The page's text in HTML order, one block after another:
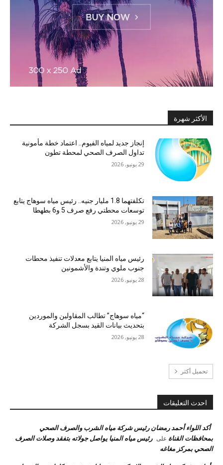
الأكثر شهرة
إنجاز جديد لمياه الفيوم.. اعتماد خطة مأمونية
تداول الصرف الصحي لمحطة تطون
29 يونيو, 2026
تكلفتهما 1.8 مليار جنيه.. رئيس مياه سوهاج يتابع
توسعات محطتي رفع صرف 5 و6 بطهطا
29 يونيو, 2026
رئيس مياه المنيا يتابع معدلات تنفيذ محطات
جنوب ملوي وتندة والأشمونين
28 يونيو, 2026
“مياه سوهاج” تطالب المقاولين والموردين
بتحديث بيانات القيد بسجل الشركة
28 يونيو, 2026
تحميل أكثر
احدث التعليقات
أكد اللواء أحمد رمضان رئيس شركة مياه الشرب والصرف الصحي
بمحافظات القناة على رئيس مياه المنيا يواصل جولاته بتفقد وصلات الصرف
الصحي بمركز مغاغه